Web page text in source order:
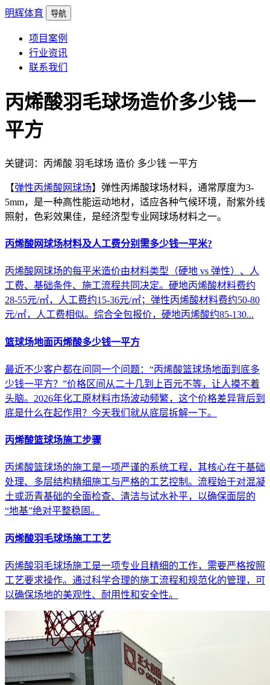
明辉体育 导航
项目案例
行业资讯
联系我们
丙烯酸羽毛球场造价多少钱一
平方
关键词：丙烯酸 羽毛球场 造价 多少钱 一平方
【弹性丙烯酸网球场】弹性丙烯酸球场材料，通常厚度为3-
5mm，是一种高性能运动地材，适应各种气候环境，耐紫外线
照射，色彩效果佳，是经济型专业网球场材料之一。
丙烯酸网球场材料及人工费分别需多少钱一平米?
丙烯酸网球场的每平米造价由材料类型（硬地 vs 弹性）、人
工费、基础条件、施工流程共同决定。硬地丙烯酸材料费约
28-55元/㎡，人工费约15-36元/㎡；弹性丙烯酸材料费约50-80
元/㎡，人工费相似。综合全包报价，硬地丙烯酸约85-130...
篮球场地面丙烯酸多少钱一平方
最近不少客户都在问同一个问题：“丙烯酸篮球场地面到底多
少钱一平方？”价格区间从二十几到上百元不等，让人摸不着
头脑。2026年化工原材料市场波动频繁，这个价格差异背后到
底是什么在起作用？今天我们就从底层拆解一下。
丙烯酸篮球场施工步骤
丙烯酸篮球场的施工是一项严谨的系统工程，其核心在于基础
处理、多层结构精细施工与严格的工艺控制。流程始于对混凝
土或沥青基础的全面检查、清洁与试水补平，以确保面层的
“地基”绝对平整稳固。
丙烯酸羽毛球场施工工艺
丙烯酸羽毛球场施工是一项专业且精细的工作，需要严格按照
工艺要求操作。通过科学合理的施工流程和规范化的管理，可
以确保场地的美观性、耐用性和安全性。